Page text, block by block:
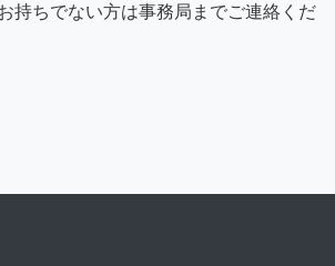
持ちでない方は事務局までご連絡くだ